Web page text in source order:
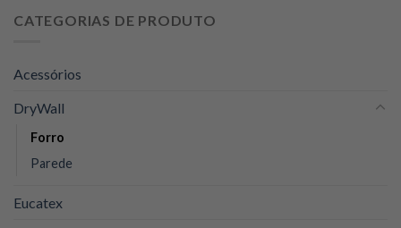
era:
é:
CATEGORIAS DE PRODUTO
Acessórios
DryWall
Forro
Parede
Eucatex